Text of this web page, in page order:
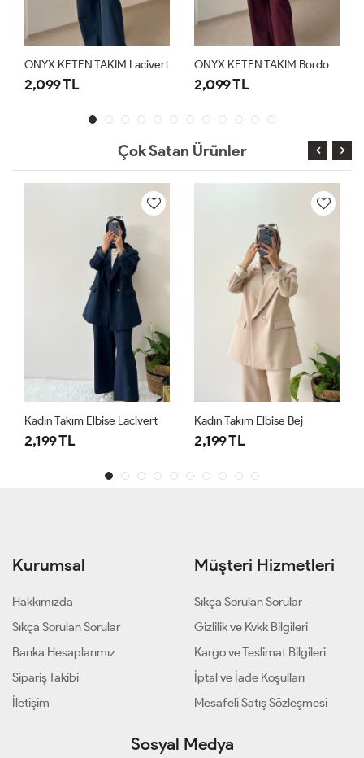
ONYX KETEN TAKIM Lacivert
2,099 TL
ONYX KETEN TAKIM Bordo
2,099 TL
Çok Satan Ürünler
Kadın Takım Elbise Lacivert
2,199 TL
Kadın Takım Elbise Bej
2,199 TL
Kurumsal
Hakkımızda
Sıkça Sorulan Sorular
Banka Hesaplarımız
Sipariş Takibi
İletişim
Müşteri Hizmetleri
Sıkça Sorulan Sorular
Gizlilik ve Kvkk Bilgileri
Kargo ve Teslimat Bilgileri
İptal ve İade Koşulları
Mesafeli Satış Sözleşmesi
Sosyal Medya